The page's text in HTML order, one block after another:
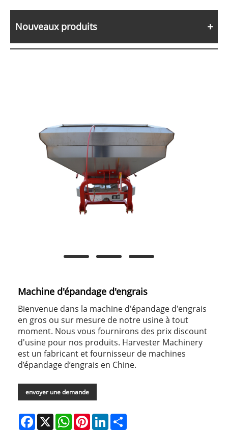
Nouveaux produits
Machine d'épandage d'engrais
Bienvenue dans la machine d'épandage d'engrais
en gros ou sur mesure de notre usine à tout
moment. Nous vous fournirons des prix discount
d'usine pour nos produits. Harvester Machinery
est un fabricant et fournisseur de machines
d’épandage d’engrais en Chine.
envoyer une demande
Facebook
X WhatsAppPinterestLinkedIn